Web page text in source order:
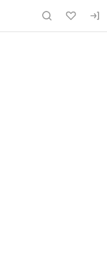
eqinfo.ru
компании